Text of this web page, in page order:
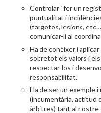
Controlar i fer un
puntualitat i
(targetes, lesions,
comunicar-li al
Ha de conèixer i
sobretot els valors i
respectar-los i
responsabilitat.
Ha de ser un exemple
(indumentària, actitud
àrbitres) tant al nostre